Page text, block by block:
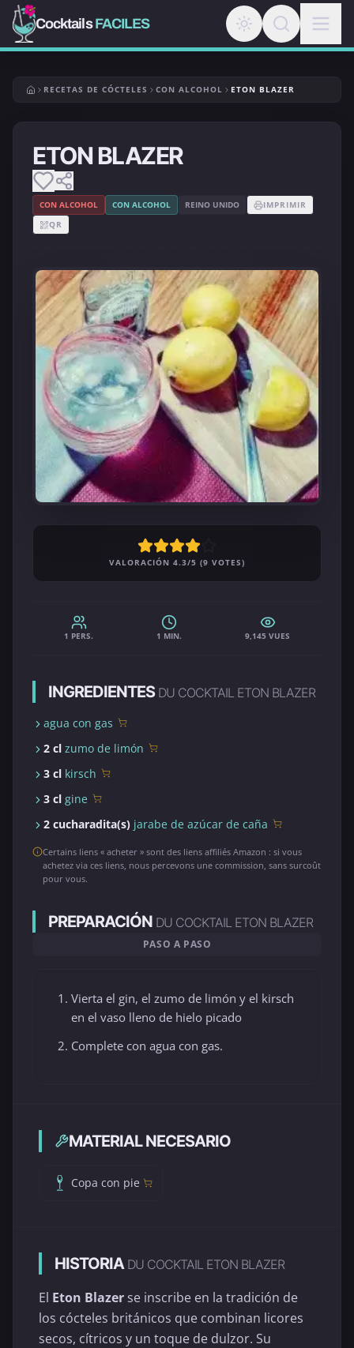
CocktailsFACILES
RECETAS DE CÓCTELES CON ALCOHOL ETON BLAZER
ETON BLAZER
CON ALCOHOL CON ALCOHOL REINO UNIDO
IMPRIMIR
QR
VALORACIÓN 4.3/5 (9 VOTES)
1 PERS. 1 MIN. 9,145 VUES
INGREDIENTES DU COCKTAIL ETON BLAZER
agua con gas
2 cl zumo de limón
3 cl kirsch
3 cl gine
2 cucharadita(s) jarabe de azúcar de caña
Certains liens « acheter » sont des liens affiliés Amazon : si vous
achetez via ces liens, nous percevons une commission, sans surcoût
pour vous.
PREPARACIÓN DU COCKTAIL ETON BLAZER
PASO A PASO
Vierta el gin, el zumo de limón y el kirsch
en el vaso lleno de hielo picado
Complete con agua con gas.
MATERIAL NECESARIO
Copa con pie
HISTORIA DU COCKTAIL ETON BLAZER
El Eton Blazer se inscribe en la tradición de
los cócteles británicos que combinan licores
secos, cítricos y un toque de dulzor. Su